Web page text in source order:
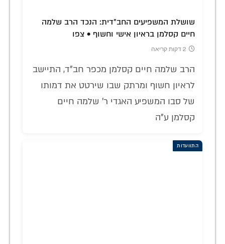
שושלת המשפיעים החב"דית: הנכד הרב שלמה
חיים קסלמן בראיון אישי וחשוף • צפו
2 דקות קריאה
הרב שלמה חיים קסלמן מכפר חב"ד, התיישב
לראיון חשוף ומרתק שבו שירטט את דמותו
של סבו המשפיע האגדי ר' שלמה חיים
קסלמן ע"ה
התוועדות